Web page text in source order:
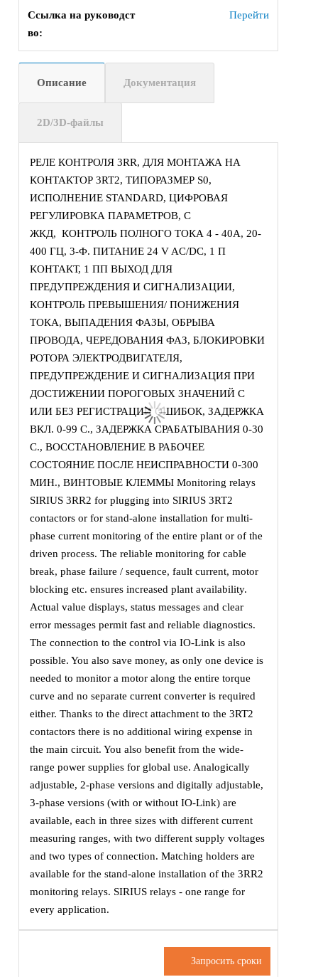
Ссылка на руководст
во:
Перейти
Описание Документация
2D/3D-файлы
РЕЛЕ КОНТРОЛЯ 3RR, ДЛЯ МОНТАЖА НА
КОНТАКТОР 3RT2, ТИПОРАЗМЕР S0,
ИСПОЛНЕНИЕ STANDARD, ЦИФРОВАЯ
РЕГУЛИРОВКА ПАРАМЕТРОВ, С
ЖКД, КОНТРОЛЬ ПОЛНОГО ТОКА 4 - 40A, 20-
400 ГЦ, 3-Ф. ПИТАНИЕ 24 V AC/DC, 1 П
КОНТАКТ, 1 ПП ВЫХОД ДЛЯ
ПРЕДУПРЕЖДЕНИЯ И СИГНАЛИЗАЦИИ,
КОНТРОЛЬ ПРЕВЫШЕНИЯ/ ПОНИЖЕНИЯ
ТОКА, ВЫПАДЕНИЯ ФАЗЫ, ОБРЫВА
ПРОВОДА, ЧЕРЕДОВАНИЯ ФАЗ, БЛОКИРОВКИ
РОТОРА ЭЛЕКТРОДВИГАТЕЛЯ,
ПРЕДУПРЕЖДЕНИЕ И СИГНАЛИЗАЦИЯ ПРИ
ДОСТИЖЕНИИ ПОРОГОВЫХ ЗНАЧЕНИЙ С
ИЛИ БЕЗ РЕГИСТРАЦИИ ОШИБОК, ЗАДЕРЖКА
ВКЛ. 0-99 С., ЗАДЕРЖКА СРАБАТЫВАНИЯ 0-30
С., ВОССТАНОВЛЕНИЕ В РАБОЧЕЕ
СОСТОЯНИЕ ПОСЛЕ НЕИСПРАВНОСТИ 0-300
МИН., ВИНТОВЫЕ КЛЕММЫ Monitoring relays
SIRIUS 3RR2 for plugging into SIRIUS 3RT2
contactors or for stand-alone installation for multi-
phase current monitoring of the entire plant or of the
driven process. The reliable monitoring for cable
break, phase failure / sequence, fault current, motor
blocking etc. ensures increased plant availability.
Actual value displays, status messages and clear
error messages permit fast and reliable diagnostics.
The connection to the control via IO-Link is also
possible. You also save money, as only one device is
needed to monitor a motor along the entire torque
curve and no separate current converter is required
either. Thanks to the direct attachment to the 3RT2
contactors there is no additional wiring expense in
the main circuit. You also benefit from the wide-
range power supplies for global use. Analogically
adjustable, 2-phase versions and digitally adjustable,
3-phase versions (with or without IO-Link) are
available, each in three sizes with different current
measuring ranges, with two different supply voltages
and two types of connection. Matching holders are
available for the stand-alone installation of the 3RR2
monitoring relays. SIRIUS relays - one range for
every application.
Запросить сроки